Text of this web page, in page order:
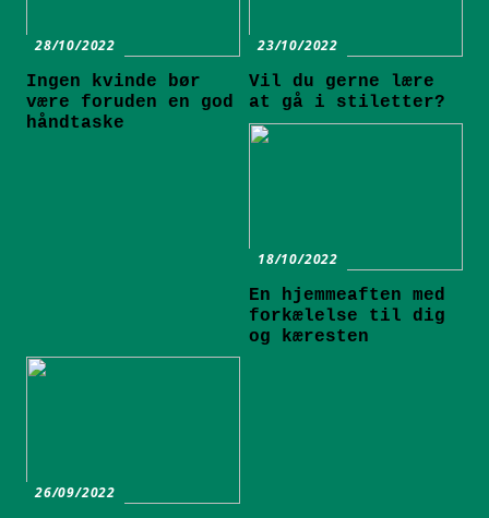
28/10/2022
Ingen kvinde bør
være foruden en god
håndtaske
23/10/2022
Vil du gerne lære
at gå i stiletter?
18/10/2022
En hjemmeaften med
forkælelse til dig
og kæresten
26/09/2022